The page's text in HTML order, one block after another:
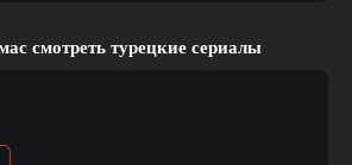
смотреть турецкие сериалы